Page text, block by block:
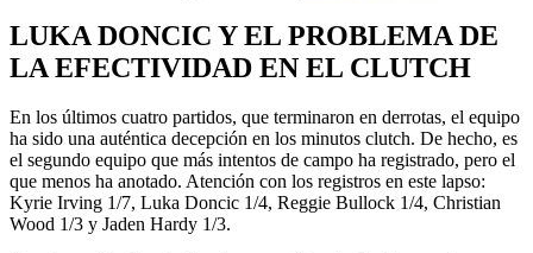
LUKA DONCIC Y EL PROBLEMA DE
LA EFECTIVIDAD EN EL CLUTCH
En los últimos cuatro partidos, que terminaron en derrotas, el equipo
ha sido una auténtica decepción en los minutos clutch. De hecho, es
el segundo equipo que más intentos de campo ha registrado, pero el
que menos ha anotado. Atención con los registros en este lapso:
Kyrie Irving 1/7, Luka Doncic 1/4, Reggie Bullock 1/4, Christian
Wood 1/3 y Jaden Hardy 1/3.